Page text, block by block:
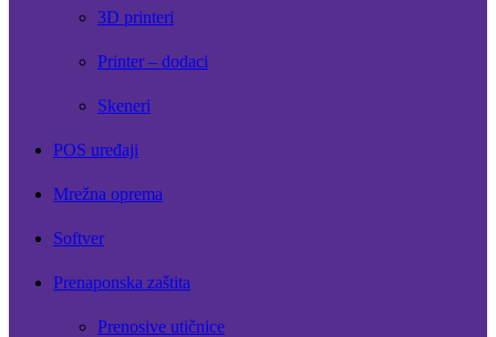
3D printeri
Printer – dodaci
Skeneri
POS uređaji
Mrežna oprema
Softver
Prenaponska zaštita
Prenosive utičnice